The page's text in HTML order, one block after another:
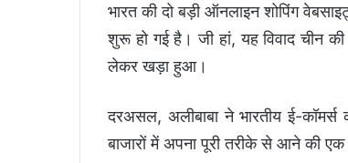
भारत की दो बड़ी ऑनलाइन शोपिंग
शुरू हो गई है। जी हां, यह विवाद चीन
लेकर खड़ा हुआ।
दरअसल, अलीबाबा ने भारतीय ई-
बाजारों में अपना पूरी तरीके से आने की